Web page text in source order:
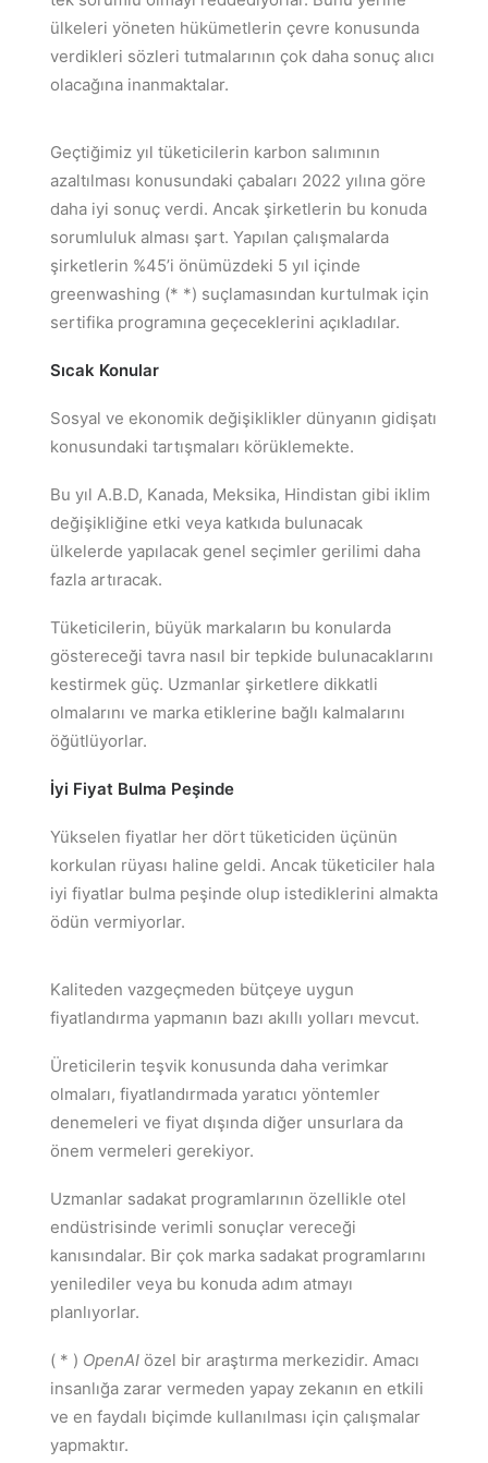
ülkeleri yöneten hükümetlerin çevre konusunda
verdikleri sözleri tutmalarının çok daha sonuç alıcı
olacağına inanmaktalar.
Geçtiğimiz yıl tüketicilerin karbon salımının
azaltılması konusundaki çabaları 2022 yılına göre
daha iyi sonuç verdi. Ancak şirketlerin bu konuda
sorumluluk alması şart. Yapılan çalışmalarda
şirketlerin %45’i önümüzdeki 5 yıl içinde
greenwashing (* *) suçlamasından kurtulmak için
sertifika programına geçeceklerini açıkladılar.
Sıcak Konular
Sosyal ve ekonomik değişiklikler dünyanın gidişatı
konusundaki tartışmaları körüklemekte.
Bu yıl A.B.D, Kanada, Meksika, Hindistan gibi iklim
değişikliğine etki veya katkıda bulunacak
ülkelerde yapılacak genel seçimler gerilimi daha
fazla artıracak.
Tüketicilerin, büyük markaların bu konularda
göstereceği tavra nasıl bir tepkide bulunacaklarını
kestirmek güç. Uzmanlar şirketlere dikkatli
olmalarını ve marka etiklerine bağlı kalmalarını
öğütlüyorlar.
İyi Fiyat Bulma Peşinde
Yükselen fiyatlar her dört tüketiciden üçünün
korkulan rüyası haline geldi. Ancak tüketiciler hala
iyi fiyatlar bulma peşinde olup istediklerini almakta
ödün vermiyorlar.
Kaliteden vazgeçmeden bütçeye uygun
fiyatlandırma yapmanın bazı akıllı yolları mevcut.
Üreticilerin teşvik konusunda daha verimkar
olmaları, fiyatlandırmada yaratıcı yöntemler
denemeleri ve fiyat dışında diğer unsurlara da
önem vermeleri gerekiyor.
Uzmanlar sadakat programlarının özellikle otel
endüstrisinde verimli sonuçlar vereceği
kanısındalar. Bir çok marka sadakat programlarını
yenilediler veya bu konuda adım atmayı
planlıyorlar.
( * ) OpenAI özel bir araştırma merkezidir. Amacı
insanlığa zarar vermeden yapay zekanın en etkili
ve en faydalı biçimde kullanılması için çalışmalar
yapmaktır.